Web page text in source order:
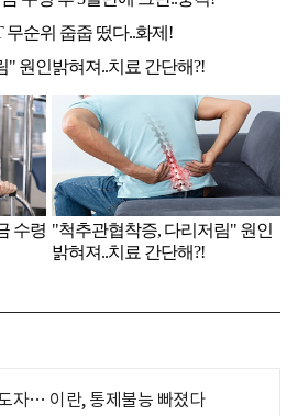
자… 이란, 통제불능 빠졌다